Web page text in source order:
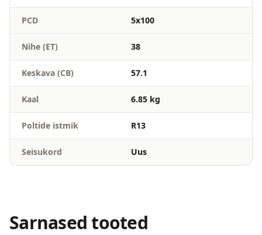
PCD 5x100
Nihe (ET) 38
Keskava (CB) 57.1
Kaal 6.85 kg
Poltide istmik R13
Seisukord Uus
Sarnased tooted